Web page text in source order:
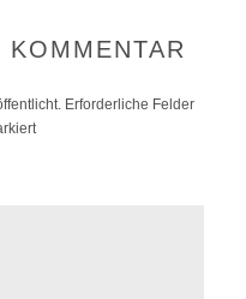
Erforderliche Felder